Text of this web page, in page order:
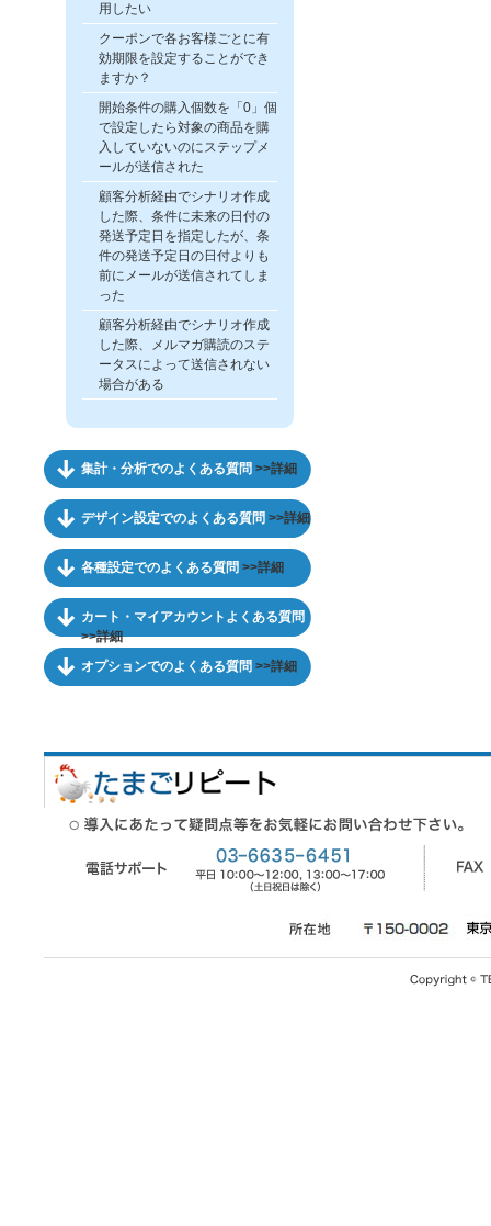
用したい
クーポンで各お客様ごとに有
効期限を設定することができ
ますか？
開始条件の購入個数を「0」個
で設定したら対象の商品を購
入していないのにステップメ
ールが送信された
顧客分析経由でシナリオ作成
した際、条件に未来の日付の
発送予定日を指定したが、条
件の発送予定日の日付よりも
前にメールが送信されてしま
った
顧客分析経由でシナリオ作成
した際、メルマガ購読のステ
ータスによって送信されない
場合がある
集計・分析でのよくある質問 >>詳細
デザイン設定でのよくある質問 >>詳細
各種設定でのよくある質問 >>詳細
カート・マイアカウントよくある質問
>>詳細
オプションでのよくある質問 >>詳細